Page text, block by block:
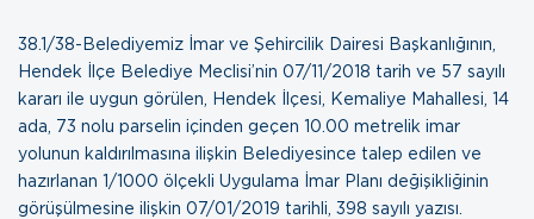
38.1/38-Belediyemiz İmar ve Şehircilik Dairesi Başkanlığının,
Hendek İlçe Belediye Meclisi’nin 07/11/2018 tarih ve 57 sayılı
kararı ile uygun görülen, Hendek İlçesi, Kemaliye Mahallesi, 14
ada, 73 nolu parselin içinden geçen 10.00 metrelik imar
yolunun kaldırılmasına ilişkin Belediyesince talep edilen ve
hazırlanan 1/1000 ölçekli Uygulama İmar Planı değişikliğinin
görüşülmesine ilişkin 07/01/2019 tarihli, 398 sayılı yazısı